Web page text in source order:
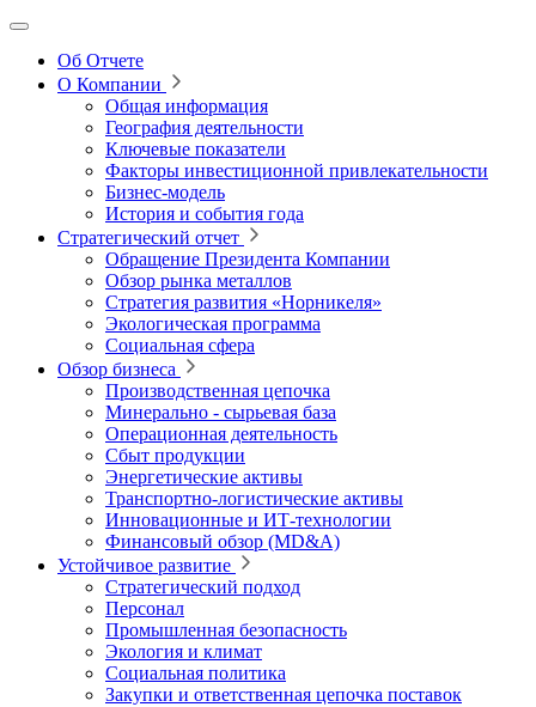
Об Отчете
О Компании
Общая информация
География деятельности
Ключевые показатели
Факторы инвестиционной привлекательности
Бизнес-модель
История и события года
Стратегический отчет
Обращение Президента Компании
Обзор рынка металлов
Стратегия развития «Норникеля»
Экологическая программа
Социальная сфера
Обзор бизнеса
Производственная цепочка
Минерально ‑ сырьевая база
Операционная деятельность
Сбыт продукции
Энергетические активы
Транспортно-логистические активы
Инновационные и ИТ‑технологии
Финансовый обзор (MD&A)
Устойчивое развитие
Стратегический подход
Персонал
Промышленная безопасность
Экология и климат
Социальная политика
Закупки и ответственная цепочка поставок